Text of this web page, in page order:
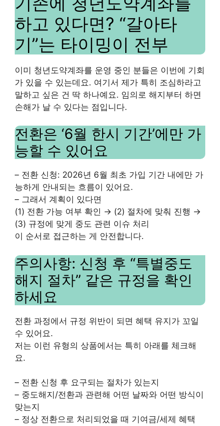
하고 있다면? “갈아타
기”는 타이밍이 전부
이미 청년도약계좌를 운영 중인 분들은 이번에 기회
가 있을 수 있는데요. 여기서 제가 특히 조심하라고
말하고 싶은 건 딱 하나예요. 임의로 해지부터 하면
손해가 날 수 있다는 점입니다.
전환은 ‘6월 한시 기간’에만 가
능할 수 있어요
– 전환 신청: 2026년 6월 최초 가입 기간 내에만 가
능하게 안내되는 흐름이 있어요.
– 그래서 계획이 있다면
(1) 전환 가능 여부 확인 → (2) 절차에 맞춰 진행 →
(3) 규정에 맞게 중도 관련 이슈 처리
이 순서로 접근하는 게 안전합니다.
주의사항: 신청 후 “특별중도
해지 절차” 같은 규정을 확인
하세요
전환 과정에서 규정 위반이 되면 혜택 유지가 꼬일
수 있어요.
저는 이런 유형의 상품에서는 특히 아래를 체크해
요.
– 전환 신청 후 요구되는 절차가 있는지
– 중도해지/전환과 관련해 어떤 날짜와 어떤 방식이
맞는지
– 정상 전환으로 처리되었을 때 기여금/세제 혜택